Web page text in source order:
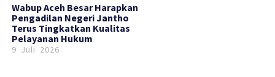
Wabup Aceh Besar Harapkan
Pengadilan Negeri Jantho
Terus Tingkatkan Kualitas
Pelayanan Hukum
9 Juli 2026